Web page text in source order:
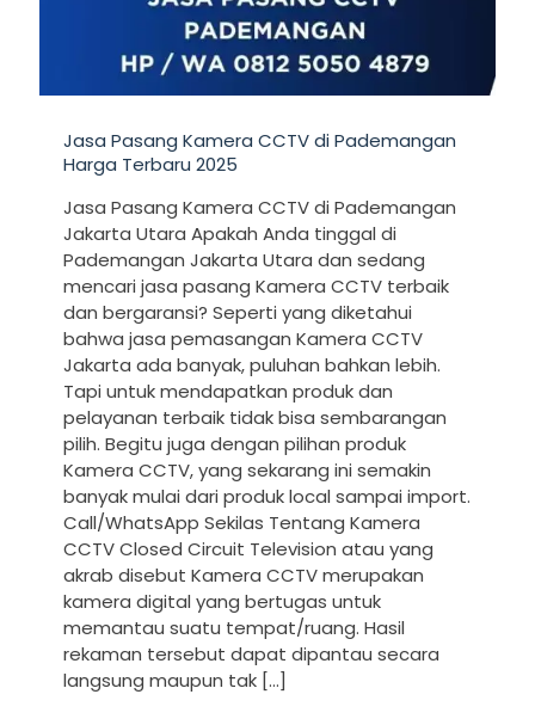
Jasa Pasang Kamera CCTV di Pademangan
Harga Terbaru 2025
Jasa Pasang Kamera CCTV di Pademangan
Jakarta Utara Apakah Anda tinggal di
Pademangan Jakarta Utara dan sedang
mencari jasa pasang Kamera CCTV terbaik
dan bergaransi? Seperti yang diketahui
bahwa jasa pemasangan Kamera CCTV
Jakarta ada banyak, puluhan bahkan lebih.
Tapi untuk mendapatkan produk dan
pelayanan terbaik tidak bisa sembarangan
pilih. Begitu juga dengan pilihan produk
Kamera CCTV, yang sekarang ini semakin
banyak mulai dari produk local sampai import.
Call/WhatsApp Sekilas Tentang Kamera
CCTV Closed Circuit Television atau yang
akrab disebut Kamera CCTV merupakan
kamera digital yang bertugas untuk
memantau suatu tempat/ruang. Hasil
rekaman tersebut dapat dipantau secara
langsung maupun tak […]